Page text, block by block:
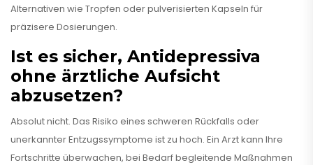
Alternativen wie Tropfen oder pulverisierten Kapseln für
präzisere Dosierungen.
Ist es sicher, Antidepressiva
ohne ärztliche Aufsicht
abzusetzen?
Absolut nicht. Das Risiko eines schweren Rückfalls oder
unerkannter Entzugssymptome ist zu hoch. Ein Arzt kann Ihre
Fortschritte überwachen, bei Bedarf begleitende Maßnahmen